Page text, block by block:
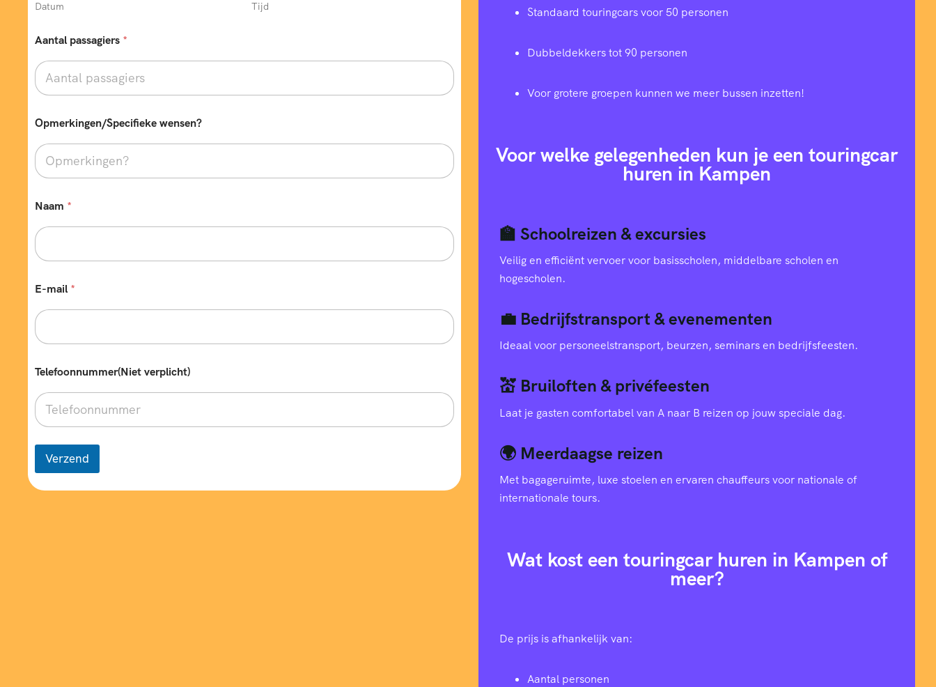
Datum Tijd
Aantal passagiers *
Opmerkingen/Specifieke wensen?
i
E
-
m
i
b
s
Naam *
E-mail *
Telefoonnummer(Niet verplicht)
Verzend
Standaard touringcars voor 50 personen
Dubbeldekkers tot 90 personen
Voor grotere groepen kunnen we meer bussen inzetten!
Voor welke gelegenheden kun je een touringcar
huren in Kampen
🏫 Schoolreizen & excursies
Veilig en efficiënt vervoer voor basisscholen, middelbare scholen en
hogescholen.
💼 Bedrijfstransport & evenementen
Ideaal voor personeelstransport, beurzen, seminars en bedrijfsfeesten.
💒 Bruiloften & privéfeesten
Laat je gasten comfortabel van A naar B reizen op jouw speciale dag.
🌍 Meerdaagse reizen
Met bagageruimte, luxe stoelen en ervaren chauffeurs voor nationale of
internationale tours.
Wat kost een touringcar huren in Kampen of
meer?
De prijs is afhankelijk van:
Aantal personen